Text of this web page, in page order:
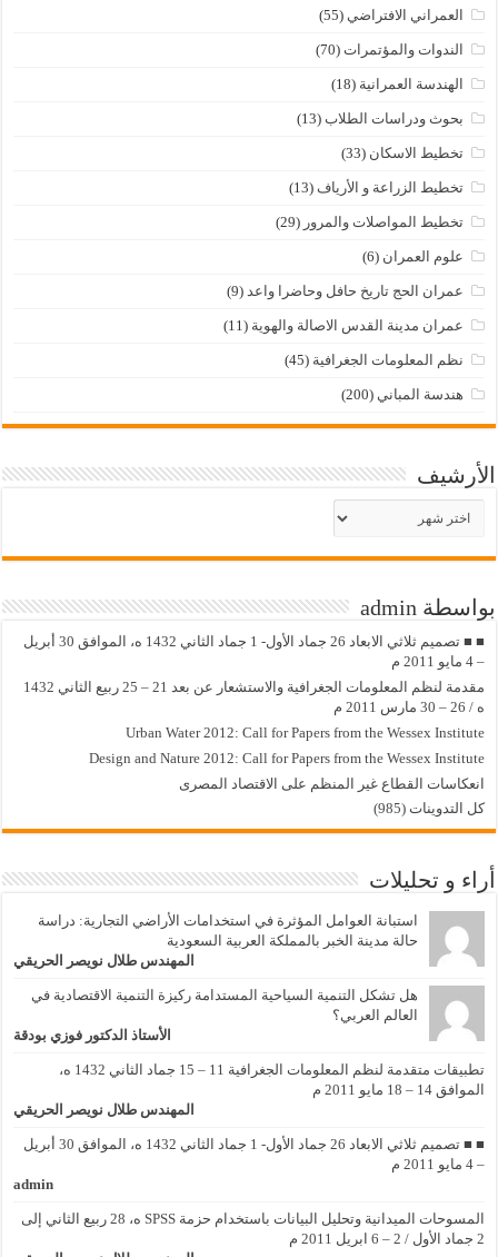
العمراني الافتراضي (55)
الندوات والمؤتمرات (70)
الهندسة العمرانية (18)
بحوث ودراسات الطلاب (13)
تخطيط الاسكان (33)
تخطيط الزراعة و الأرياف (13)
تخطيط المواصلات والمرور (29)
علوم العمران (6)
عمران الحج تاريخ حافل وحاضرا واعد (9)
عمران مدينة القدس الاصالة والهوية (11)
نظم المعلومات الجغرافية (45)
هندسة المباني (200)
الأرشيف
بواسطة admin
■ ■ تصميم ثلاثي الابعاد 26 جماد الأول- 1 جماد الثاني 1432 ه، الموافق 30 أبريل
– 4 مايو 2011 م
مقدمة لنظم المعلومات الجغرافية والاستشعار عن بعد 21 – 25 ربيع الثاني 1432
ه / 26 – 30 مارس 2011 م
Urban Water 2012: Call for Papers from the Wessex Institute
Design and Nature 2012: Call for Papers from the Wessex Institute‏
انعكاسات القطاع غير المنظم على الاقتصاد المصرى
كل التدوينات (985)
أراء و تحليلات
استبانة العوامل المؤثرة في استخدامات الأراضي التجارية: دراسة
حالة مدينة الخبر بالمملكة العربية السعودية
المهندس طلال نويصر الحريقي
هل تشكل التنمية السياحية المستدامة ركيزة التنمية الاقتصادية في
العالم العربي؟
الأستاذ الدكتور فوزي بودقة
تطبيقات متقدمة لنظم المعلومات الجغرافية 11 – 15 جماد الثاني 1432 ه،
الموافق 14 – 18 مايو 2011 م
المهندس طلال نويصر الحريقي
■ ■ تصميم ثلاثي الابعاد 26 جماد الأول- 1 جماد الثاني 1432 ه، الموافق 30 أبريل
– 4 مايو 2011 م
admin
المسوحات الميدانية وتحليل البيانات باستخدام حزمة SPSS ه، 28 ربيع الثاني إلى
2 جماد الأول / 2 – 6 ابريل 2011 م